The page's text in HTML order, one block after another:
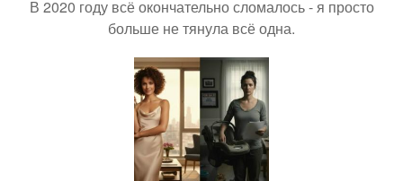
В 2020 году всё окончательно сломалось - я просто
больше не тянула всё одна.